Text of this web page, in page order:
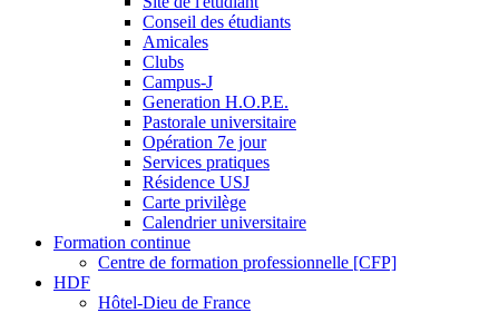
Conseil des étudiants
Amicales
Clubs
Campus-J
Generation H.O.P.E.
Pastorale universitaire
Opération 7e jour
Services pratiques
Résidence USJ
Carte privilège
Calendrier universitaire
Formation continue
Centre de formation professionnelle [CFP]
HDF
Hôtel-Dieu de France